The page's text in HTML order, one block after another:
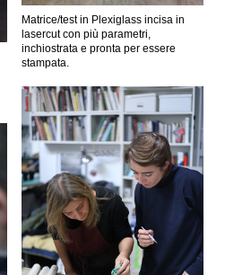
Matrice/test in Plexiglass incisa in
lasercut con più parametri,
inchiostrata e pronta per essere
stampata.